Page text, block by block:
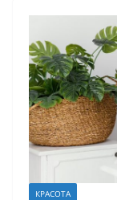
КРАСОТА